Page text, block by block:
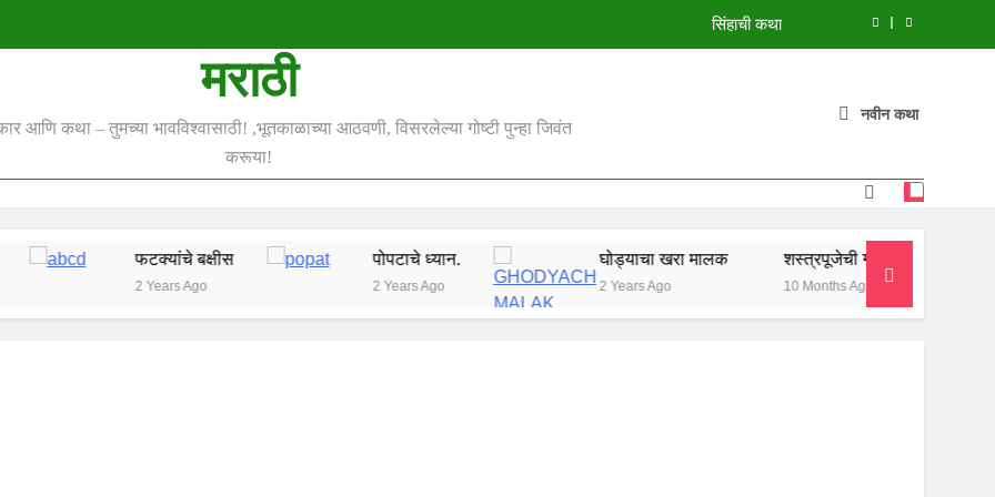
सिंहाची कथा
मुंगी आणि हत्ती
झाडावरची फुलं
मराठी
आणि कथा – तुमच्या भावविश्वासाठी! ,भूतकाळाच्या आठवणी, विसरलेल्या गोष्टी पुन्हा जिवंत
करूया!
नवीन कथा
फटक्यांचे बक्षीस
2 Years Ago
पोपटाचे ध्यान.
2 Years Ago
घोड्याचा खरा मालक
2 Years Ago
शस्त्रपूजेची गोष्ट
10 Months Ago 10 Months Ago